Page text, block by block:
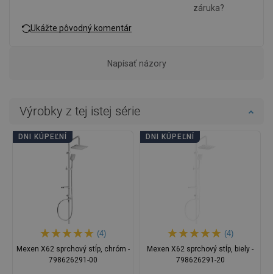
záruka?
Ukážte pôvodný komentár
Napísať názory
Výrobky z tej istej série
DNI KÚPEĽNÍ
(4)
Mexen X62 sprchový stĺp, chróm -
798626291-00
DNI KÚPEĽNÍ
(4)
Mexen X62 sprchový stĺp, biely -
798626291-20